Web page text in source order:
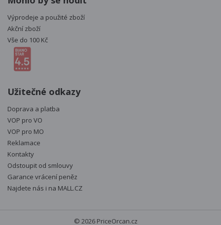
Výprodeje a použité zboží
Akční zboží
Vše do 100 Kč
Užitečné odkazy
Doprava a platba
VOP pro VO
VOP pro MO
Reklamace
Kontakty
Odstoupit od smlouvy
Garance vrácení peněz
Najdete nás i na MALL.CZ
© 2026 PriceOrcan.cz